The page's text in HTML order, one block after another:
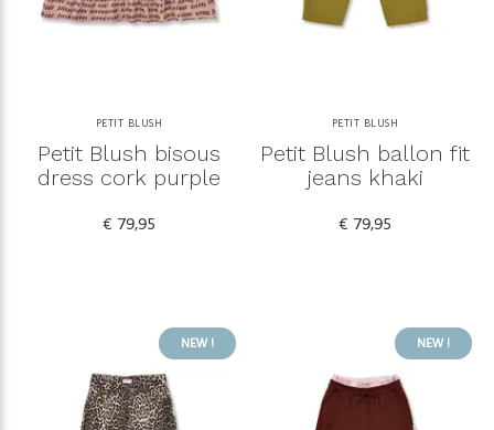
PETIT BLUSH
Petit Blush bisous
dress cork purple
€ 79,95
PETIT BLUSH
Petit Blush ballon fit
jeans khaki
€ 79,95
NEW ! NEW !